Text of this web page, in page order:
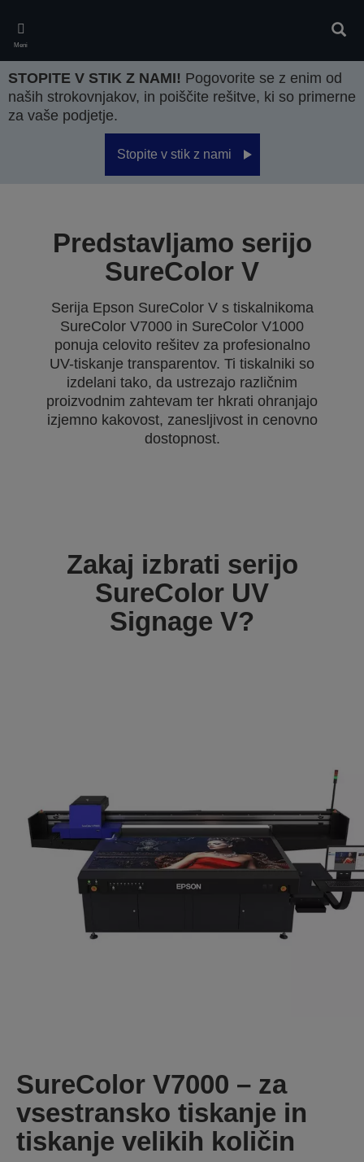
main
content
Meni
STOPITE V STIK Z NAMI! Pogovorite se z enim od
naših strokovnjakov, in poiščite rešitve, ki so primerne
za vaše podjetje.
Stopite v stik z nami
Predstavljamo serijo
SureColor V
Serija Epson SureColor V s tiskalnikoma
SureColor V7000 in SureColor V1000
ponuja celovito rešitev za profesionalno
UV-tiskanje transparentov. Ti tiskalniki so
izdelani tako, da ustrezajo različnim
proizvodnim zahtevam ter hkrati ohranjajo
izjemno kakovost, zanesljivost in cenovno
dostopnost.
Zakaj izbrati serijo
SureColor UV
Signage V?
SureColor V7000 – za
vsestransko tiskanje in
tiskanje velikih količin